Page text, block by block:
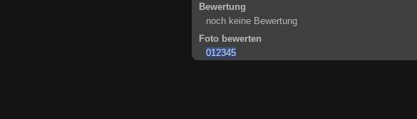
Bewertung
noch keine Bewertung
Foto bewerten